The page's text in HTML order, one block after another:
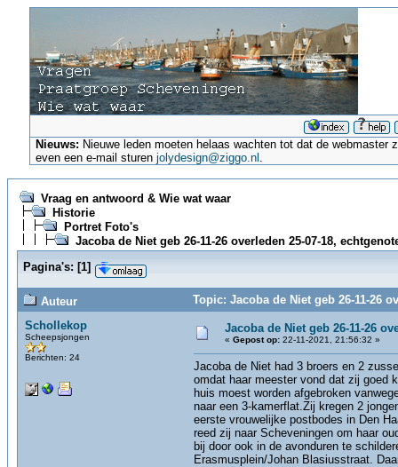
Nieuws: Nieuwe leden moeten helaas wachten tot dat de
even een e-mail sturenjolydesign@ziggo.nl .
Vraag en antwoord & Wie wat waar
Historie
Portret Foto's
Jacoba de Niet geb 26-11-26 overleden 25-07-18,
Pagina's: [1]
Auteur
Topic: Jacoba de Niet geb 26-11-26
Schollekop
Scheepsjongen
Berichten: 24
Jacoba de Niet geb 26-11-26
« Gepost op: 22-11-2021, 21:56:32 »
Jacoba de Niet had 3 broers en 2
omdat haar meester vond dat zij goed
huis moest worden afgebroken
naar een 3-kamerflat.Zij kregen 2
eerste vrouwelijke postbodes in Den
reed zij naar Scheveningen om haar
bij door ook in de avonduren te
Erasmusplein/Johan Blasiusstraat.